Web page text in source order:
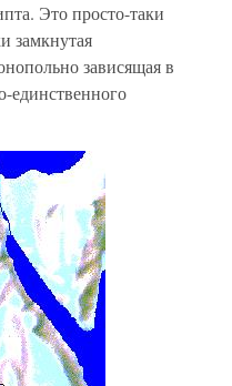
Это просто-таки
замкнутая
зависящая в
единственного